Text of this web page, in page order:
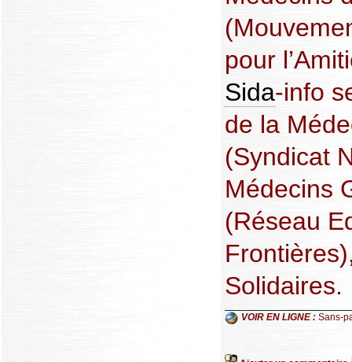
pour
Sida-info
de la
(Syndicat
Médecins
(Réseau
Solidaires.
VOIR EN LIGNE : Sans-